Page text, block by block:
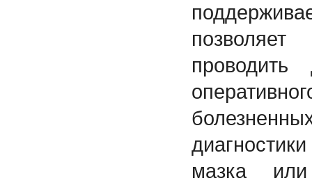
проводить
мазка